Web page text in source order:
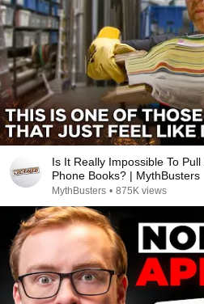
Is It Really Impossible To
Phone Books? | MythBusters
MythBusters • 875K views